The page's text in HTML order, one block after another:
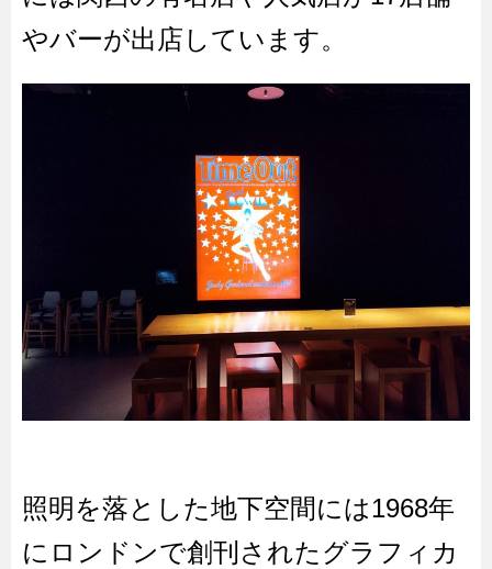
やバーが出店しています。
照明を落とした地下空間には1968年
にロンドンで創刊されたグラフィカ